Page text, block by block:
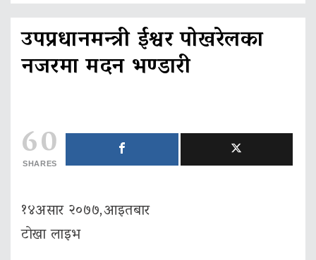
उपप्रधानमन्त्री ईश्वर पोखरेलका
नजरमा मदन भण्डारी
60
SHARES
१४असार २०७७,आइतबार
टाेखा लाइभ